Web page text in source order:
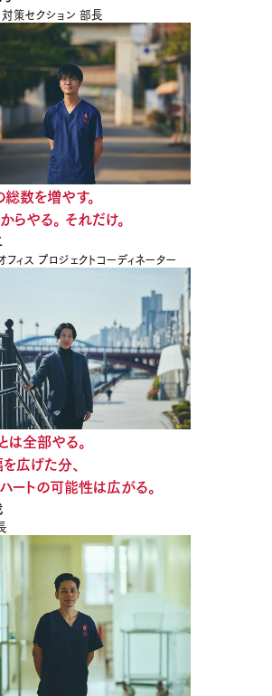
策セクション 部長
数を増やす。
らやる。 それだけ。
フィス プロジェクトコーディネーター
は全部やる。
広げた分、
ートの可能性は広がる。